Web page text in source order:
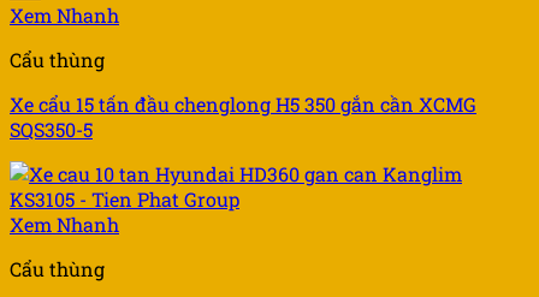
Xem Nhanh
Cẩu thùng
Xe cẩu 15 tấn đầu chenglong H5 350 gắn cần XCMG
SQS350-5
Xem Nhanh
Cẩu thùng